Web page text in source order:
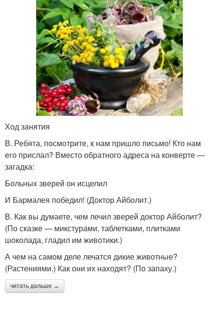
Ход занятия
В. Ребята, посмотрите, к нам пришло письмо! Кто нам
его прислал? Вместо обратного адреса на конверте —
загадка:
Больных зверей он исцелил
И Бармалея победил! (Доктор Айболит.)
В. Как вы думаете, чем лечил зверей доктор Айболит?
(По сказке — микстурами, таблетками, плитками
шоколада, гладил им животики.)
А чем на самом деле лечатся дикие животные?
(Растениями.) Как они их находят? (По запаху.)
читать дальше →